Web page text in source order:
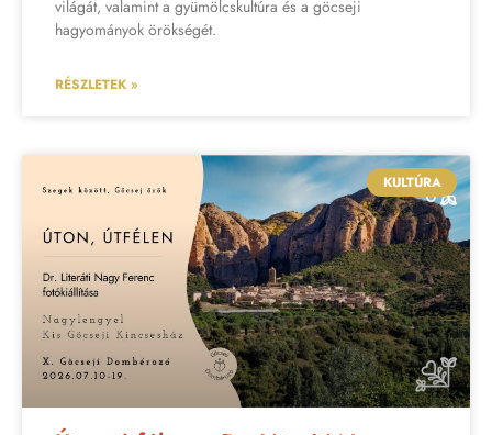
világát, valamint a gyümölcskultúra és a göcseji
hagyományok örökségét.
RÉSZLETEK »
KULTÚRA